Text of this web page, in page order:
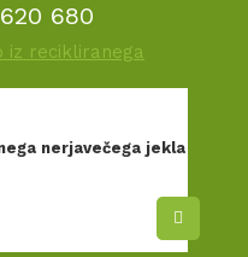
nerjavečega jekla
680